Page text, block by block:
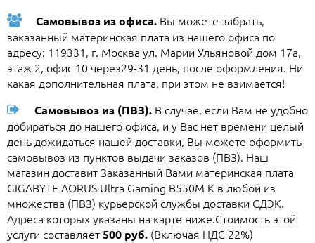
Самовывоз из офиса. Вы можете забрать,
заказанный материнская плата из нашего офиса по
адресу: 119331, г. Москва ул. Марии Ульяновой дом 17а,
этаж 2, офис 10 через29-31 день, после оформления. Ни
какая дополнительная плата, при этом не взимается!
Самовывоз из (ПВЗ). В случае, если Вам не удобно
добираться до нашего офиса, и у Вас нет времени целый
день дожидаться нашей доставки, Вы можете оформить
самовывоз из пунктов выдачи заказов (ПВЗ). Наш
магазин доставит Заказанный Вами материнская плата
GIGABYTE AORUS Ultra Gaming B550M K в любой из
множества (ПВЗ) курьерской службы доставки СДЭК.
Адреса которых указаны на карте ниже.Стоимость этой
услуги составляет500 руб. (Включая НДС 22%)